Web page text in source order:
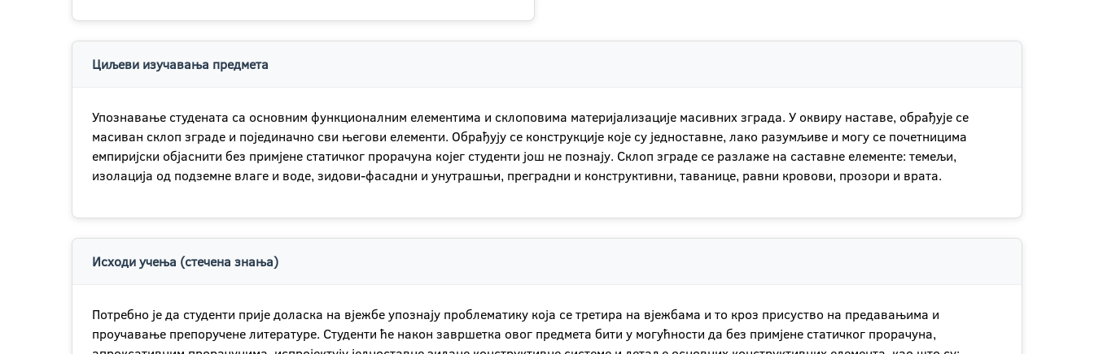
Циљеви изучавања предмета
Упознавање студената са основним функционалним елементима и склоповима материјализације масивних зграда. У оквиру наставе, обрађује се
масиван склоп зграде и појединачно сви његови елементи. Обрађују се конструкције које су једноставне, лако разумљиве и могу се почетницима
емпиријски објаснити без примјене статичког прорачуна којег студенти још не познају. Склоп зграде се разлаже на саставне елементе: темељи,
изолација од подземне влаге и воде, зидови-фасадни и унутрашњи, преградни и конструктивни, таванице, равни кровови, прозори и врата.
Исходи учења (стечена знања)
Потребно је да студенти прије доласка на вјежбе упознају проблематику која се третира на вјежбама и то кроз присуство на предавањима и
проучавање препоручене литературе. Студенти ће након завршетка овог предмета бити у могућности да без примјене статичког прорачуна,